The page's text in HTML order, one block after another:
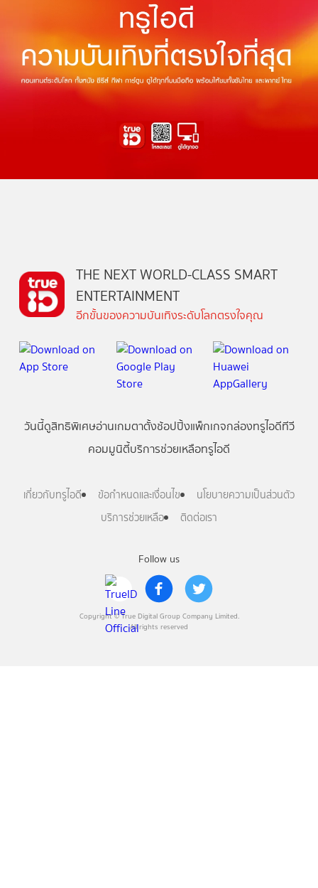
Follow us
Copyright © True Digital Group Company Limited.
All rights reserved
THE NEXT WORLD-CLASS SMART
ENTERTAINMENT
อีกขั้นของความบันเทิงระดับโลกตรงใจคุณ
วันนี้ดูสิทธิพิเศษอ่านเกมตาตั้งช้อปปิ้งแพ็กเกจกล่องทรูไอดีทีวี
คอมมูนิตี้บริการช่วยเหลือทรูไอดี
เกี่ยวกับทรูไอดี ข้อกำหนดและเงื่อนไข
นโยบายความเป็นส่วนตัว
บริการช่วยเหลือ
ติดต่อเรา